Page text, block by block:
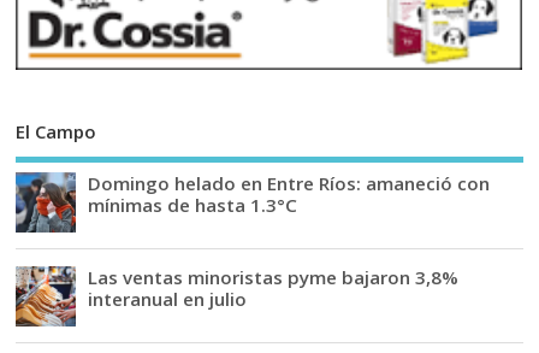
El Campo
Domingo helado en Entre Ríos: amaneció con
mínimas de hasta 1.3°C
Las ventas minoristas pyme bajaron 3,8%
interanual en julio